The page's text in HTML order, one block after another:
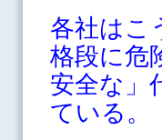
各社はこ
格段に危
安全な」
ている。